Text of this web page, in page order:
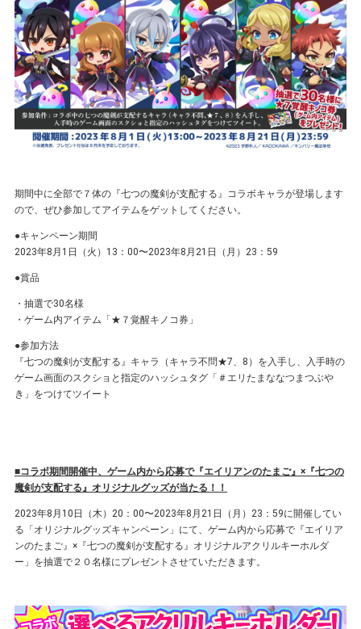
期間中に全部で７体の『七つの魔剣が支配する』コラボキャラが登場します
ので、ぜひ参加してアイテムをゲットしてください。
●キャンペーン期間
2023年8⽉1⽇（火）13：00〜2023年8⽉21⽇（⽉）23：59
●賞品
・抽選で30名様
・ゲーム内アイテム「★７覚醒キノコ券」
●参加⽅法
『七つの魔剣が支配する』キャラ（キャラ不問★7、8）を⼊⼿し、⼊⼿時の
ゲーム画⾯のスクショと指定のハッシュタグ「＃エリたまななつまつぶや
き」をつけてツイート
■コラボ期間開催中、ゲーム内から応募で『エイリアンのたまご』×『七つの
魔剣が支配する』オリジナルグッズが当たる！！
2023年8⽉10⽇（木）20：00〜2023年8⽉21⽇（⽉）23：59に開催してい
る「オリジナルグッズキャンペーン」にて、ゲーム内から応募で『エイリア
ンのたまご』×『七つの魔剣が支配する』オリジナルアクリルキーホルダ
ー」を抽選で２０名様にプレゼントさせていただきます。